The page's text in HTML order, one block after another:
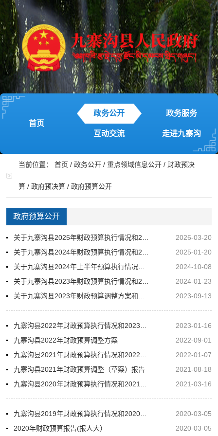
首页
政务公开 政务服务
互动交流 走进九寨沟
当前位置：首页 /政务公开 /重点领域信息公开 / 财政预决
算 /政府预决算 /政府预算公开
政府预算公开
2026-03-20
2025-01-20
2024-10-08
2024-01-23
2023-09-13
2023-01-16
九寨沟县2022年财政预算调整方案
2022-09-01
2022-01-07
九寨沟县2021年财政预算调整（草案）报告
2021-08-18
2021-03-16
2020-03-05
2020年财政预算报告(报人大）
2020-03-05